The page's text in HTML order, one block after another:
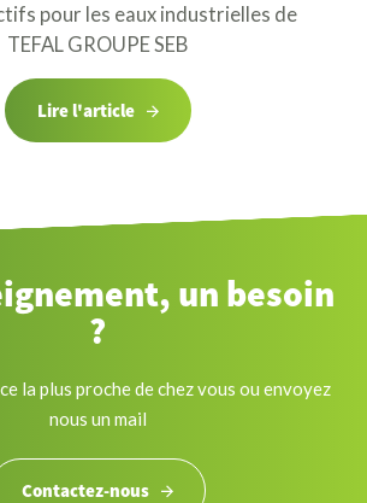
pour les eaux industrielles de
TEFAL GROUPE SEB
Lire l'article
un besoin
?
la plus proche de chez vous ou envoyez
nous un mail
Contactez-nous